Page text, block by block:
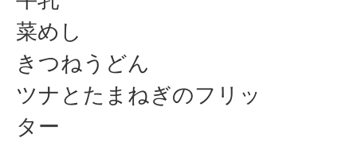
菜めし
きつねうどん
ツナとたまねぎのフリッ
ター